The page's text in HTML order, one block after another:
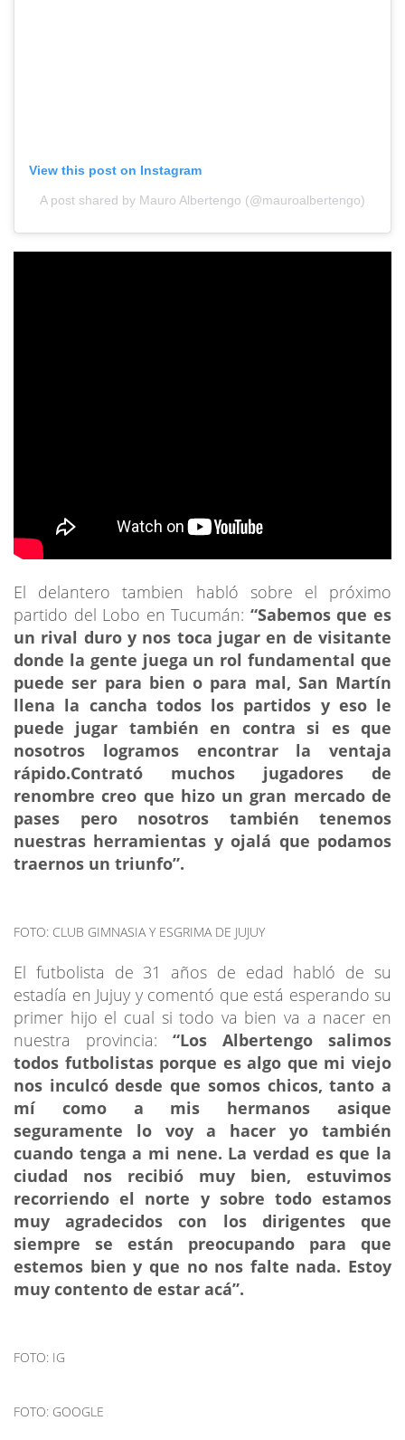
View this post on Instagram
A post shared by Mauro Albertengo (@mauroalbertengo)
El delantero tambien habló sobre el próximo
partido del Lobo en Tucumán: “Sabemos que es
un rival duro y nos toca jugar en de visitante
donde la gente juega un rol fundamental que
puede ser para bien o para mal, San Martín
llena la cancha todos los partidos y eso le
puede jugar también en contra si es que
nosotros logramos encontrar la ventaja
rápido.Contrató muchos jugadores de
renombre creo que hizo un gran mercado de
pases pero nosotros también tenemos
nuestras herramientas y ojalá que podamos
traernos un triunfo”.
FOTO: CLUB GIMNASIA Y ESGRIMA DE JUJUY
El futbolista de 31 años de edad habló de su
estadía en Jujuy y comentó que está esperando su
primer hijo el cual si todo va bien va a nacer en
nuestra provincia: “Los Albertengo salimos
todos futbolistas porque es algo que mi viejo
nos inculcó desde que somos chicos, tanto a
mí como a mis hermanos asique
seguramente lo voy a hacer yo también
cuando tenga a mi nene. La verdad es que la
ciudad nos recibió muy bien, estuvimos
recorriendo el norte y sobre todo estamos
muy agradecidos con los dirigentes que
siempre se están preocupando para que
estemos bien y que no nos falte nada. Estoy
muy contento de estar acá”.
FOTO: IG
FOTO: GOOGLE